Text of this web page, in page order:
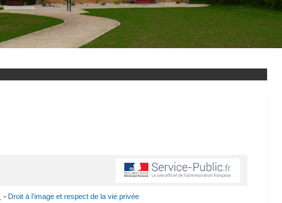
> Droit à l'image et respect de la vie privée